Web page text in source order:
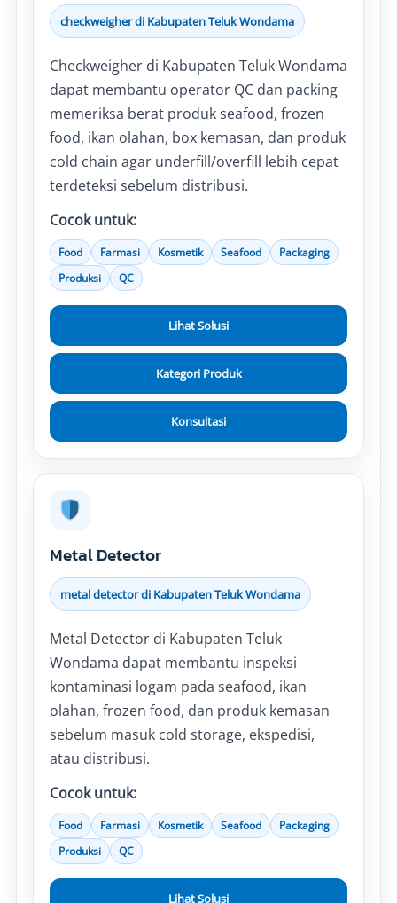
checkweigher di Kabupaten Teluk Wondama
Checkweigher di Kabupaten Teluk Wondama
dapat membantu operator QC dan packing
memeriksa berat produk seafood, frozen
food, ikan olahan, box kemasan, dan produk
cold chain agar underfill/overfill lebih cepat
terdeteksi sebelum distribusi.
Cocok untuk:
Food Farmasi Kosmetik Seafood
Packaging
Produksi
QC
Lihat Solusi
Kategori Produk
Konsultasi
Metal Detector
metal detector di Kabupaten Teluk Wondama
Metal Detector di Kabupaten Teluk
Wondama dapat membantu inspeksi
kontaminasi logam pada seafood, ikan
olahan, frozen food, dan produk kemasan
sebelum masuk cold storage, ekspedisi,
atau distribusi.
Cocok untuk:
Food Farmasi Kosmetik Seafood
Packaging
Produksi
QC
Lihat Solusi